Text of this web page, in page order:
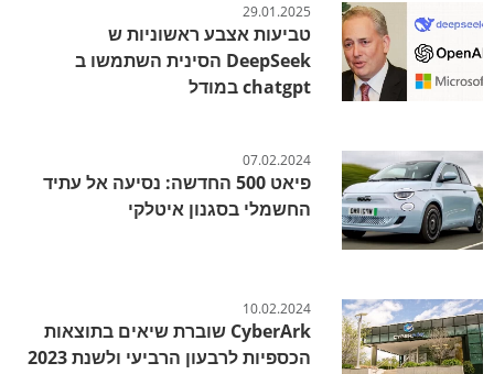
29.01.2025
טביעות אצבע ראשוניות ש
DeepSeek הסינית השתמשו ב
chatgpt במודל
07.02.2024
פיאט 500 החדשה: נסיעה אל עתיד
החשמלי בסגנון איטלקי
10.02.2024
CyberArk שוברת שיאים בתוצאות
הכספיות לרבעון הרביעי ולשנת 2023